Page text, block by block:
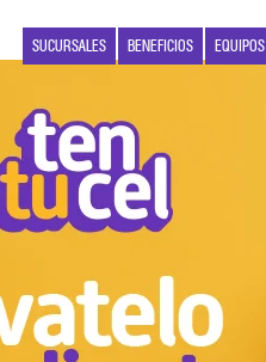
SUCURSALES BENEFICIOS EQUIPOS